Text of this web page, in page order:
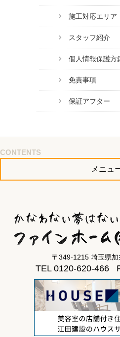
施工対応エリア
スタッフ紹介
個人情報保護方
免責事項
保証アフター
CONTENTS
メニュ
〒349-1215 埼玉県
TEL 0120-620-466